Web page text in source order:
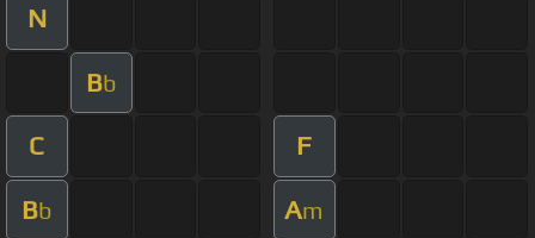
N
Bb
C F
Bb Am